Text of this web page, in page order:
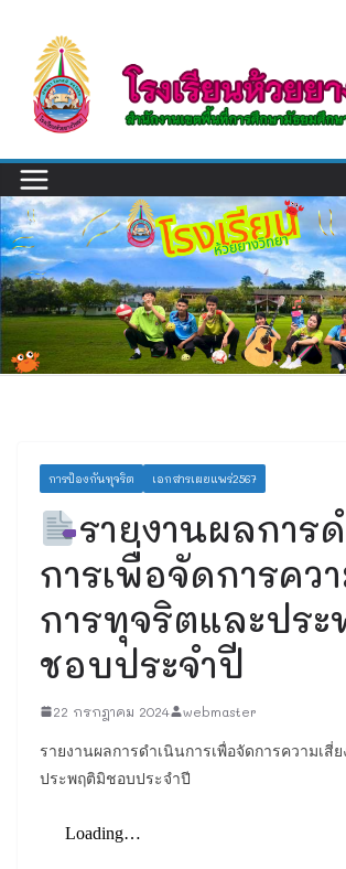
content
การป้องกันทุจริต เอกสารเผยแพร่2567
รายงานผลการ
การเพื่อจัดการคว
การทุจริตและปร
ชอบประจำปี
22 กรกฎาคม 2024 webmaster
รายงานผลการดำเนินการเพื่อจัดการความเสี่
ประพฤติมิชอบประจำปี